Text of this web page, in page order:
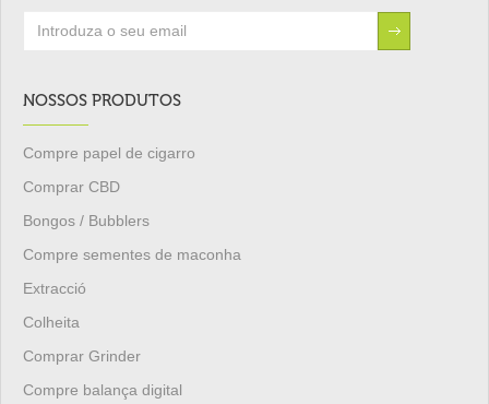
NOSSOS PRODUTOS
Compre papel de cigarro
Comprar CBD
Bongos / Bubblers
Compre sementes de maconha
Extracció
Colheita
Comprar Grinder
Compre balança digital